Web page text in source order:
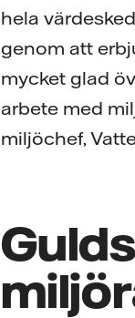
hela
genom att
mycket glad
arbete med
miljöchef,